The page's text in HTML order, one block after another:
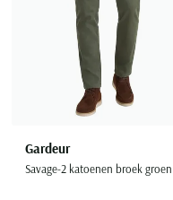
Gardeur
Savage-2 katoenen broek groen